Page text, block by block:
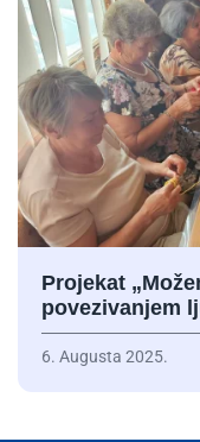
Projekat
povezivanjem
6. Augusta 2025.